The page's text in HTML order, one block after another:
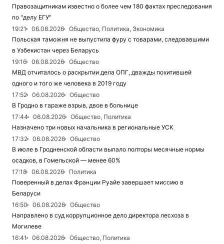
Правозащитникам известно о более чем 180 фактах преследования
по "делу ЕГУ"
19:21
06.08.2026
Общество, Политика, Экономика
Польская таможня не выпустила фуру с товарами, следовавшими
в Узбекистан через Беларусь
19:16
06.08.2026
Общество
МВД отчиталось о раскрытии дела ОПГ, дважды похитившей
одного и того же человека в 2019 году
17:52
06.08.2026
Общество
В Гродно в гараже взрыв, двое в больнице
17:44
06.08.2026
Общество, Политика
Назначено три новых начальника в региональные УСК
17:32
06.08.2026
Общество
В июле в Гродненской области выпало полторы месячные нормы
осадков, в Гомельской — менее 60%
17:18
06.08.2026
Политика
Поверенный в делах Франции Руайе завершает миссию в
Беларуси
16:50
06.08.2026
Общество
Направлено в суд коррупционное дело директора лесхоза в
Могилеве
16:41
06.08.2026
Общество, Политика